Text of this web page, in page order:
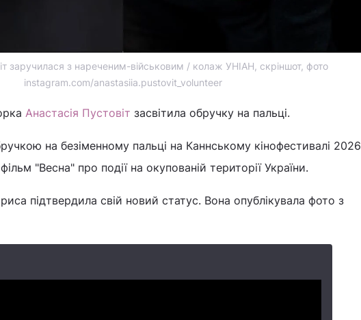
заручилася з нареченим-військовим / колаж УНІАН, скріншот, фото
instagram.com/anastasiia.pustovit_volunteer
Анастасія Пустовіт засвітила обручку на пальці.
на безіменному пальці на Каннському кінофестивалі 2026
"Весна" про події на окупованій території України.
підтвердила свій новий статус. Вона опублікувала фото з